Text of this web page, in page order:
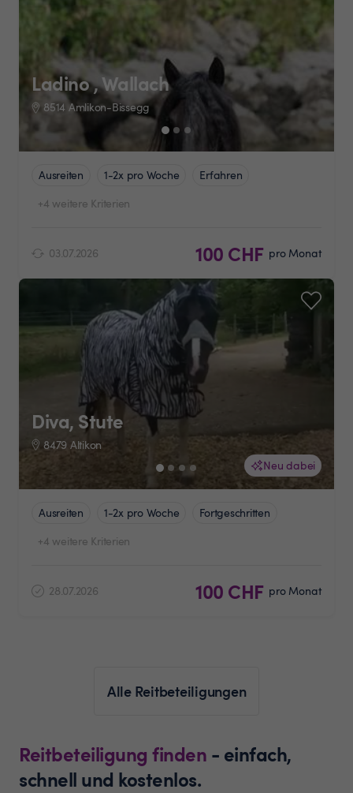
Ladino , Wallach
8514 Amlikon-Bissegg
Ausreiten 1-2x pro Woche
Erfahren
+4 weitere Kriterien
03.07.2026 100 CHF pro Monat
Neu dabei
Diva, Stute
8479 Altikon
Ausreiten 1-2x pro Woche
Fortgeschritten
+4 weitere Kriterien
28.07.2026 100 CHF pro Monat
Alle Reitbeteiligungen
Reitbeteiligung finden - einfach,
schnell und kostenlos.